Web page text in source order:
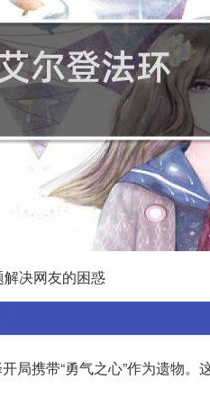
解决网友的困惑
局携带“勇气之心”作为遗物